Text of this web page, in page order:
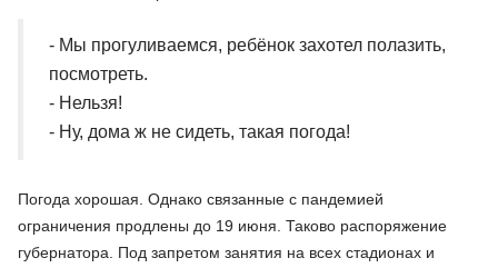
- Мы прогуливаемся, ребёнок захотел полазить,
посмотреть.
- Нельзя!
- Ну, дома ж не сидеть, такая погода!
Погода хорошая. Однако связанные с пандемией
ограничения продлены до 19 июня. Таково распоряжение
губернатора. Под запретом занятия на всех стадионах и